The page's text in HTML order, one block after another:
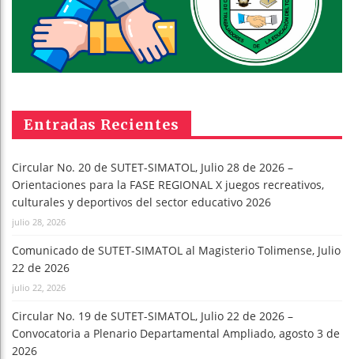
Entradas Recientes
Circular No. 20 de SUTET-SIMATOL, Julio 28 de 2026 –
Orientaciones para la FASE REGIONAL X juegos recreativos,
culturales y deportivos del sector educativo 2026
julio 28, 2026
Comunicado de SUTET-SIMATOL al Magisterio Tolimense, Julio
22 de 2026
julio 22, 2026
Circular No. 19 de SUTET-SIMATOL, Julio 22 de 2026 –
Convocatoria a Plenario Departamental Ampliado, agosto 3 de
2026